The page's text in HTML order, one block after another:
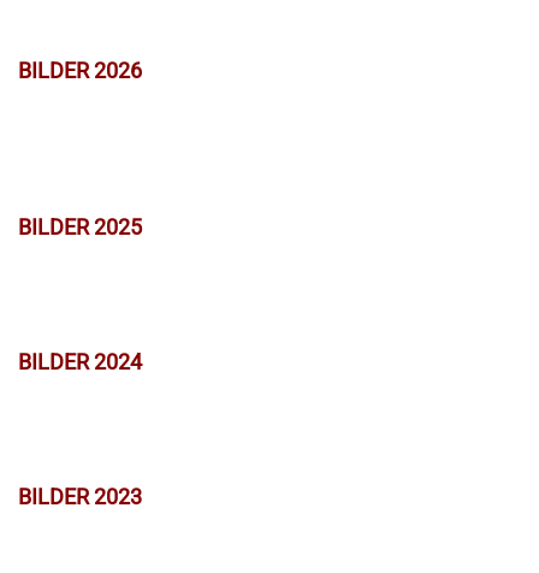
BILDER 2026
BILDER 2025
BILDER 2024
BILDER 2023